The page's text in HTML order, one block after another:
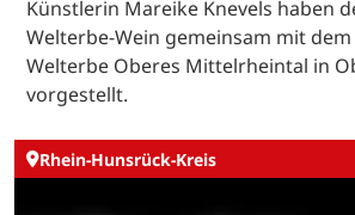
Künstlerin Mareike Knevels haben
Welterbe-Wein gemeinsam mit
Welterbe Oberes Mittelrheintal in
vorgestellt.
Rhein-Hunsrück-Kreis